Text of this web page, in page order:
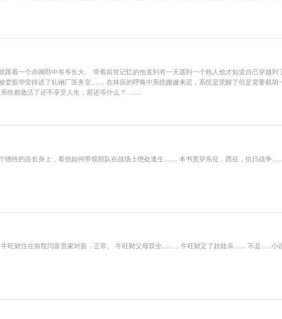
跟着一个赤脚郎中爷爷长大。 带着前世记忆的他直到有一天遇到一个熟人他才知道自己穿越
娄振华安排进了轧钢厂医务室…… 在林辰的呼唤中系统姗姗来迟，系统是觉醒了但是需要截
统都激活了还不享受人生，那还等什么？ ……
牺牲的连长身上，看他如何带领部队在战场上绝处逢生…… 本书贯穿东征，西征，抗日战争
旺财住在前院闫富贵家对面，正常。 牛旺财父母双全......，牛旺财定了娃娃亲...... 不是.....